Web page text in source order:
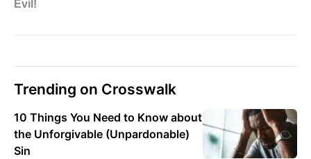
Trending on Crosswalk
10 Things You Need to Know about
the Unforgivable (Unpardonable)
Sin